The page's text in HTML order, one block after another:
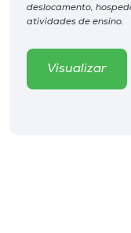
Editora
Rádio
deslocamento,
atividades de ensino.
Visualizar